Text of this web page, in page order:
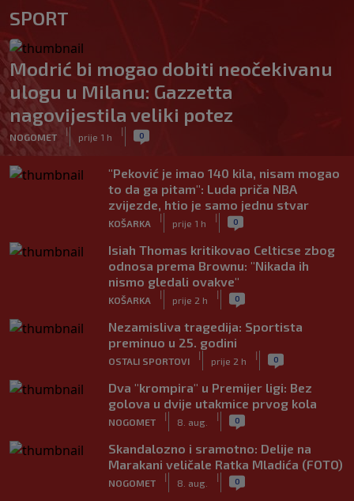
SPORT
Modrić bi mogao dobiti neočekivanu
ulogu u Milanu: Gazzetta
nagovijestila veliki potez
NOGOMET
|
prije 1 h
| 0
"Peković je imao 140 kila, nisam mogao
to da ga pitam": Luda priča NBA
zvijezde, htio je samo jednu stvar
KOŠARKA
|
prije 1 h
| 0
Isiah Thomas kritikovao Celticse zbog
odnosa prema Brownu: "Nikada ih
nismo gledali ovakve"
KOŠARKA
|
prije 2 h
| 0
Nezamisliva tragedija: Sportista
preminuo u 25. godini
OSTALI SPORTOVI
|
prije 2 h
| 0
Dva "krompira" u Premijer ligi: Bez
golova u dvije utakmice prvog kola
NOGOMET
|
8. aug.
| 0
Skandalozno i sramotno: Delije na
Marakani veličale Ratka Mladića (FOTO)
NOGOMET
|
8. aug.
| 0